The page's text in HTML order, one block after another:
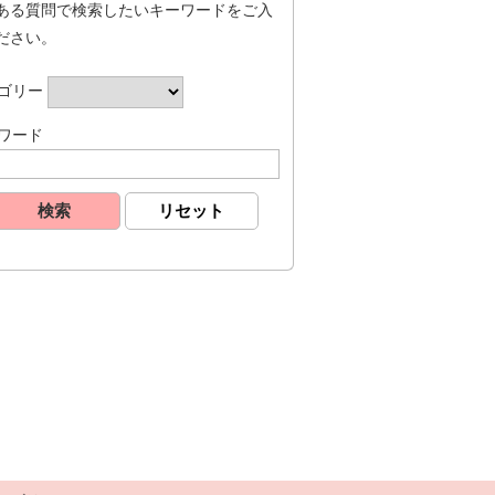
る質問で検索したいキーワードをご入
さい。
リー
ード